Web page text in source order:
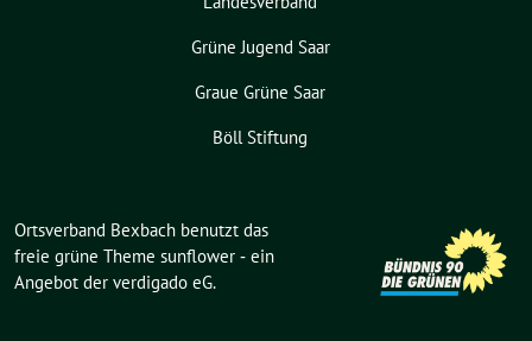
Grüne Jugend Saar
Graue Grüne Saar
Böll Stiftung
Ortsverband Bexbach benutzt das
freie grüne Theme sunflower ‐ ein
Angebot der verdigado eG.